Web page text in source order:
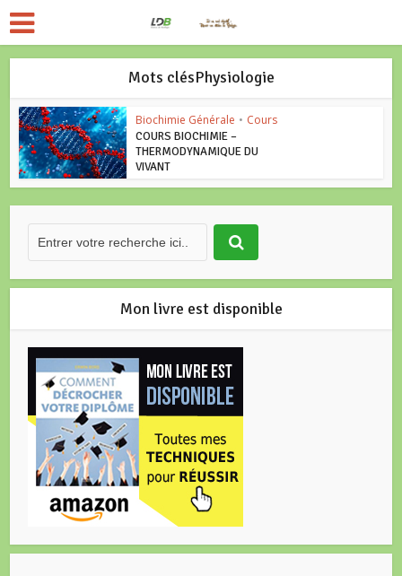
Mots clésPhysiologie
Biochimie Générale • Cours
COURS BIOCHIMIE –
THERMODYNAMIQUE DU
VIVANT
Mon livre est disponible